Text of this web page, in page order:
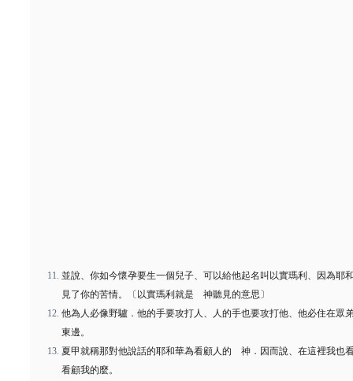
並說、你如今懷孕要生一個兒子、可以給他起名叫以實瑪利、因為耶
見了你的苦情。〔以實瑪利就是 神聽見的意思〕
他為人必像野驢．他的手要攻打人、人的手也要攻打他、他必住在眾
東邊。
夏甲就稱那對他說話的耶和華為看顧人的 神．因而說、在這裡我也
看顧我的麼。